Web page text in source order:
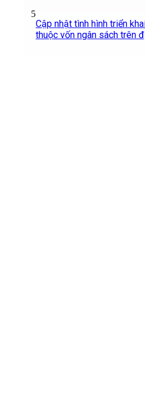
5
Cập nhật tình hình triển
thuộc vốn ngân sách trên